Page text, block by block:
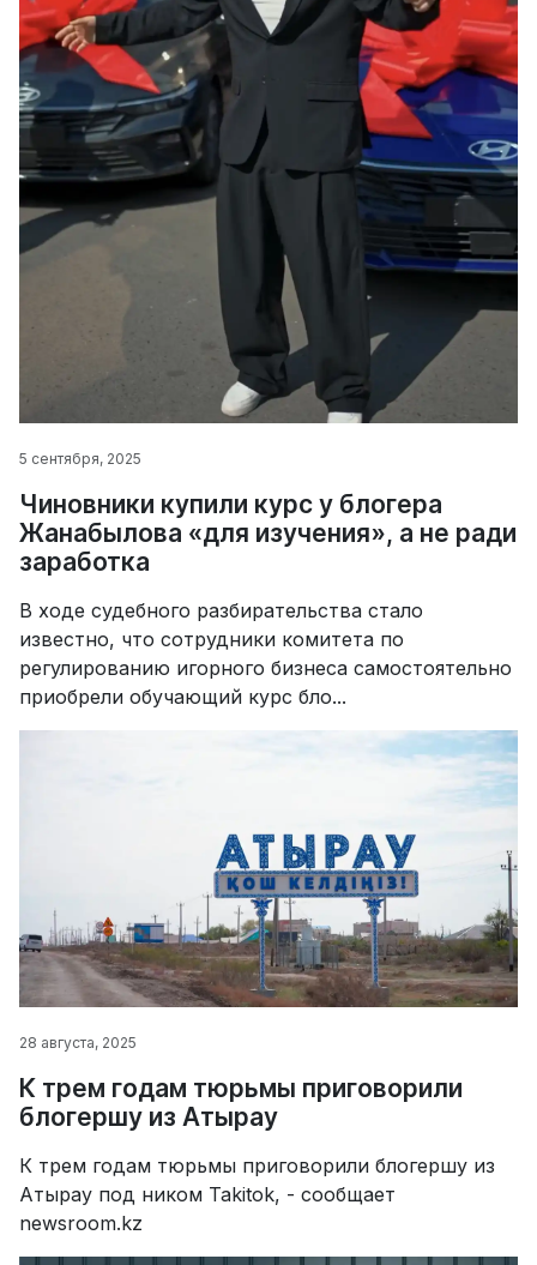
5 сентября, 2025
Чиновники купили курс у блогера
Жанабылова «для изучения», а не ради
заработка
В ходе судебного разбирательства стало
известно, что сотрудники комитета по
регулированию игорного бизнеса самостоятельно
приобрели обучающий курс бло...
28 августа, 2025
К трем годам тюрьмы приговорили
блогершу из Атырау
К трем годам тюрьмы приговорили блогершу из
Атырау под ником Takitok, - сообщает
newsroom.kz